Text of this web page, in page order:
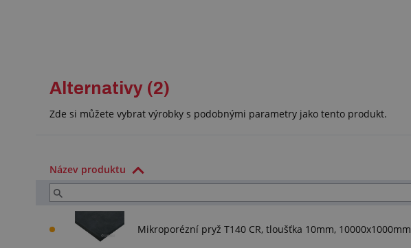
Alternativy (2)
Zde si můžete vybrat výrobky s podobnými parametry jako tento produkt.
Název produktu
Mikroporézní pryž T140 CR, tloušťka 10mm, 10000x1000mm